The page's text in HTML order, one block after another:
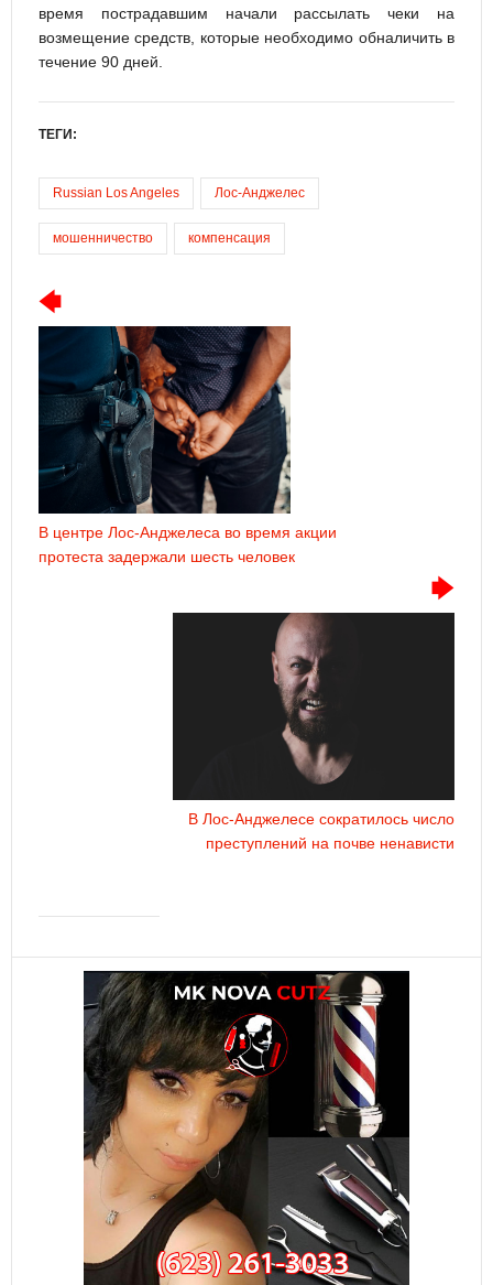
время пострадавшим начали рассылать чеки на
возмещение средств, которые необходимо обналичить в
течение 90 дней.
ТЕГИ:
Russian Los Angeles Лос-Анджелес
мошенничество компенсация
В центре Лос-Анджелеса во время акции
протеста задержали шесть человек
В Лос-Анджелесе сократилось число
преступлений на почве ненависти